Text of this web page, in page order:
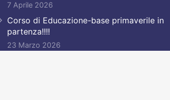
7 Aprile 2026
Corso di Educazione-base primaverile in
partenza!!!!
23 Marzo 2026